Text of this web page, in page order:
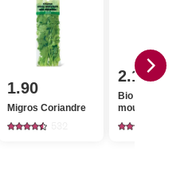
valable du 6.8 au 12.8.2026, jusqu’à
1.90
Migros Coriandre
2.10
Bio Curcuma
moulu